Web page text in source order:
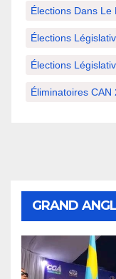
Élections Dans Le
Élections
Élections
Éliminatoires CAN
GRAND